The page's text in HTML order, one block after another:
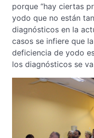
porque “hay ciertas
yodo que no están
diagnósticos en la
casos se infiere que
deficiencia de yodo
los diagnósticos se